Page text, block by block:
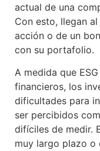
actual de una
Con esto, llegan
acción o de un
con su portafolio.
A medida que
financieros, los
dificultades para
ser percibidos
difíciles de medir.
muy largo plazo o